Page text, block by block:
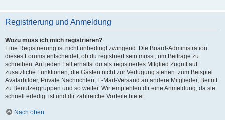
Registrierung und Anmeldung
Wozu muss ich mich registrieren?
Eine Registrierung ist nicht unbedingt zwingend. Die Board-Administration
dieses Forums entscheidet, ob du registriert sein musst, um Beiträge zu
schreiben. Auf jeden Fall erhältst du als registriertes Mitglied Zugriff auf
zusätzliche Funktionen, die Gästen nicht zur Verfügung stehen: zum Beispiel
Avatarbilder, Private Nachrichten, E-Mail-Versand an andere Mitglieder, Beitritt
zu Benutzergruppen und so weiter. Wir empfehlen dir eine Anmeldung, da sie
schnell erledigt ist und dir zahlreiche Vorteile bietet.
Nach oben